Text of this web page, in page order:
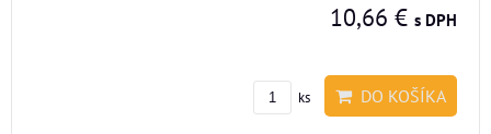
10,66 € s DPH
ks DO KOŠÍKA